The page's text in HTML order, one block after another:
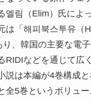
엘림（Elim）氏によ
は「해피북스투유（
り、韓国の主要な電
RIDIなどを通じて広
説は本編が4巻構成
全5巻というボリュ